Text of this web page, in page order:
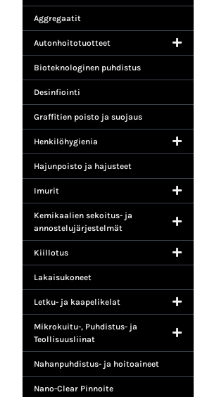
Aggregaatit
Autonhoitotuotteet
Bioteknologinen puhdistus
Desinfiointi
Graffitien poisto ja suojaus
Henkilöhygienia
Hajunpoisto ja hajusteet
Imurit
Kemikaalien sekoitus- ja
annostelujärjestelmät
Kiillotus
Lakaisukoneet
Letku- ja kaapelikelat
Mikrokuitu-, Puhdistus- ja
Teollisuusliinat
Nahanpuhdistus- ja hoitoaineet
Nano-Clear Pinnoite